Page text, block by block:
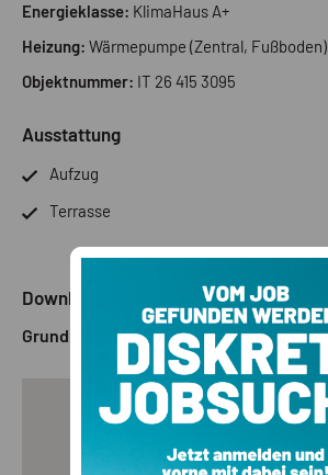
Energieklasse: KlimaHaus A+
Heizung: Wärmepumpe (Zentral, Fußboden)
Objektnummer: IT 26 415 3095
Ausstattung
Aufzug
Terrasse
Downloads
Grundriss 1